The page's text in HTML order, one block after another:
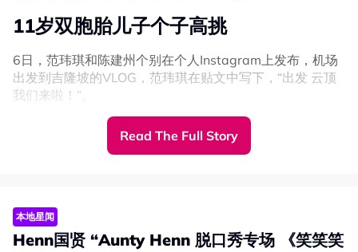
11岁双胞胎儿子个子高挑
6日，范玮琪和陈建州个别在个人Instagram上发布，机场
出发到吉隆坡的VLOG，范玮琪在贴文中写下，“出发 云顶
我们来啦！”。
画面中看见，11岁的飞飞和翔翔身高已经超过172CM范玮
琪的肩膀，兄弟俩都个子高挑。
Read The Full Story
本地星闻
Henn国贤 “Aunty Henn 脱口秀专场 《笑笑笑